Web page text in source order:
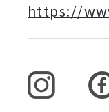
https://